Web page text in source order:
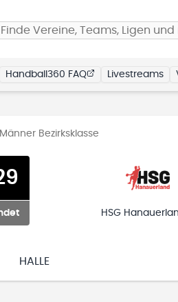
Finde Vereine, Teams, Ligen und
Handball360 FAQ Livestreams
Bezirksklasse
HSG
HALLE